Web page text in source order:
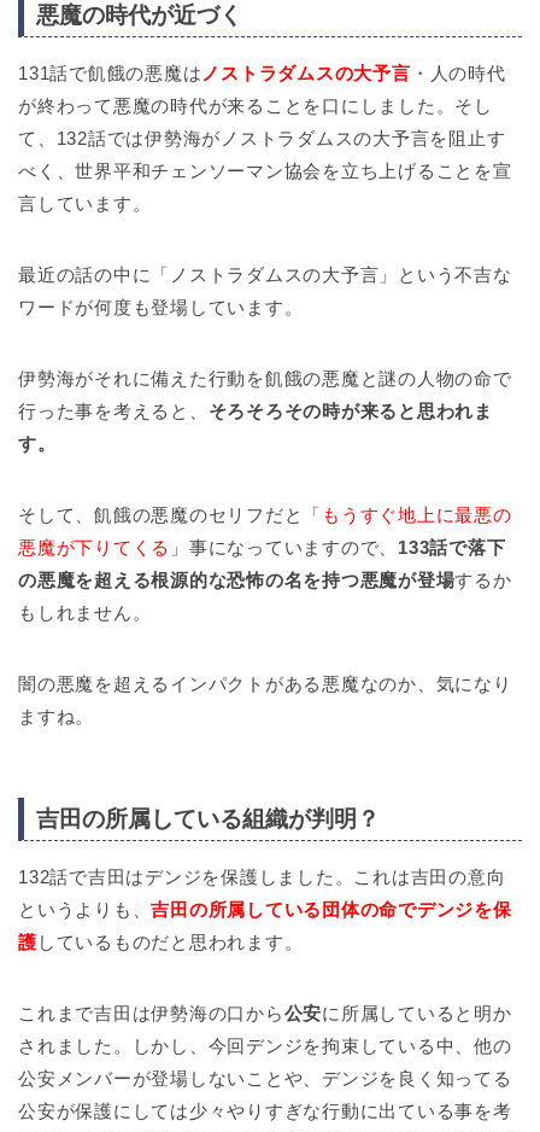
悪魔の時代が近づく
131話で飢餓の悪魔は ノストラダムスの大予言 ・人の時代
が終わって悪魔の時代が来ることを口にしました。そし
て、132話では伊勢海がノストラダムスの大予言を阻止す
べく、世界平和チェンソーマン協会を立ち上げることを宣
言しています。
最近の話の中に「ノストラダムスの大予言」という不吉な
ワードが何度も登場しています。
伊勢海がそれに備えた行動を飢餓の悪魔と謎の人物の命で
行った事を考えると、 そろそろその時が来ると思われま
す。
そして、飢餓の悪魔のセリフだと「 もうすぐ地上に最悪の
悪魔が下りてくる 」事になっていますので、 133話で落下
の悪魔を超える根源的な恐怖の名を持つ悪魔が登場するか
もしれません。
闇の悪魔を超えるインパクトがある悪魔なのか、気になり
ますね。
吉田の所属している組織が判明？
132話で吉田はデンジを保護しました。これは吉田の意向
というよりも、吉田の所属している団体の命でデンジを保
護 しているものだと思われます。
これまで吉田は伊勢海の口から公安に所属していると明か
されました。しかし、今回デンジを拘束している中、他の
公安メンバーが登場しないことや、デンジを良く知ってる
公安が保護にしては少々やりすぎな行動に出ている事を考